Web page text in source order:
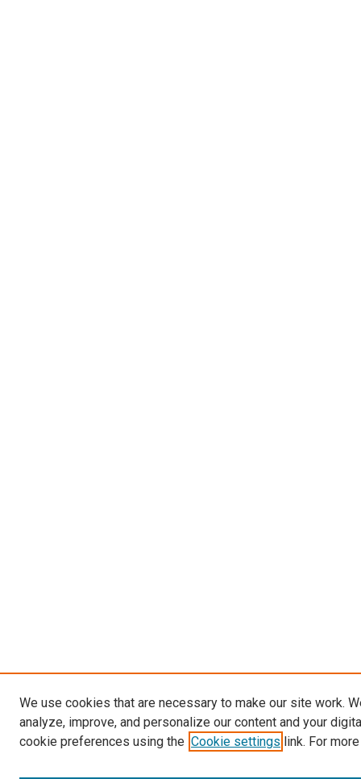
We use cookies that are necessary to make our site work.
analyze, improve, and personalize our content and your
cookie preferences using the Cookie settings link. For